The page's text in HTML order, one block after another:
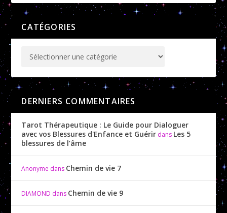
CATÉGORIES
DERNIERS COMMENTAIRES
Tarot Thérapeutique : Le Guide pour Dialoguer
avec vos Blessures d'Enfance et Guérir dans Les 5
blessures de l’âme
Anonyme dans Chemin de vie 7
DIAMOND dans Chemin de vie 9